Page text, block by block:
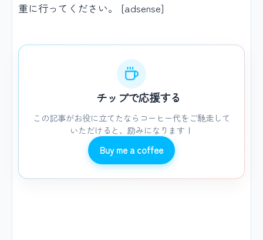
重に行ってください。 [adsense]
チップで応援する
この記事がお役に立てたならコーヒー代をご馳走して
いただけると、励みになります！
Buy me a coffee